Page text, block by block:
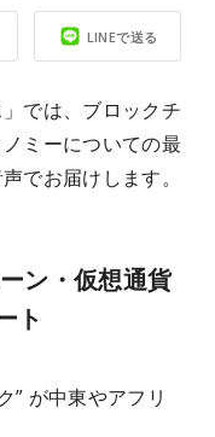
LINEで送る
では、ブロックチ
ミーについての最
でお届けします。
ン・仮想通貨
ト
” が中東やアフリ